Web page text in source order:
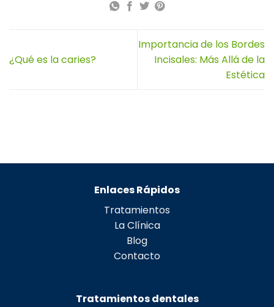
¿Qué es la caries?
Importancia de los Bordes
Incisales: Más Allá de la
Estética
Enlaces Rápidos
Tratamientos
La Clínica
Blog
Contacto
Tratamientos dentales